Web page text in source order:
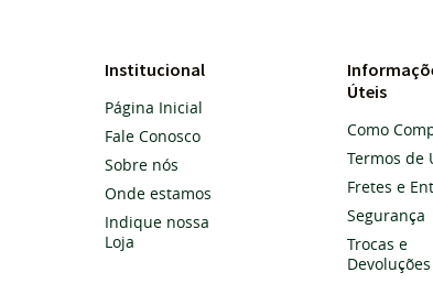
Institucional
Página Inicial
Fale Conosco
Sobre nós
Onde estamos
Indique nossa
Loja
Úteis
Como
Termos de
Fretes e
Segurança
Trocas e
Devoluções